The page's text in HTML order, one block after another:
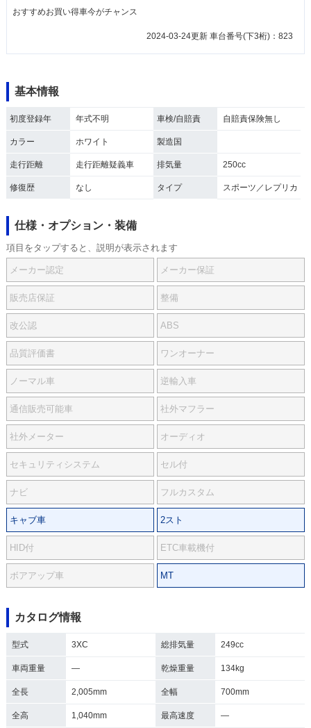
おすすめお買い得車今がチャンス
2024-03-24更新 車台番号(下3桁)：823
基本情報
初度登録年 年式不明 車検/自賠責 自賠責保険無し
カラー ホワイト 製造国
走行距離 走行距離疑義車 排気量 250cc
修復歴 なし タイプ スポーツ／レプリカ
仕様・オプション・装備
項目をタップすると、説明が表示されます
メーカー認定 メーカー保証
販売店保証 整備
改公認 ABS
品質評価書 ワンオーナー
ノーマル車 逆輸入車
通信販売可能車 社外マフラー
社外メーター オーディオ
セキュリティシステム セル付
ナビ フルカスタム
キャブ車 2スト
HID付 ETC車載機付
ボアアップ車 MT
カタログ情報
型式 3XC 総排気量 249cc
車両重量 ― 乾燥重量 134kg
全長 2,005mm 全幅 700mm
全高 1,040mm 最高速度 ―